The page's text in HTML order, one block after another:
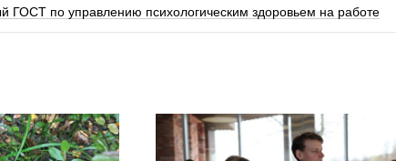
ГОСТ по управлению психологическим здоровьем на работе